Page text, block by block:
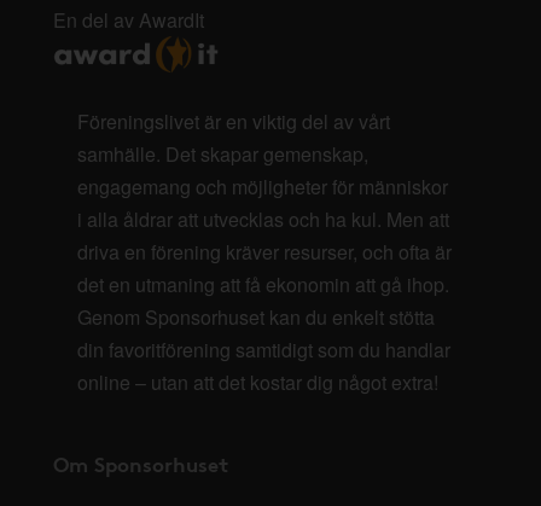
En del av AwardIt
Föreningslivet är en viktig del av vårt
samhälle. Det skapar gemenskap,
engagemang och möjligheter för människor
i alla åldrar att utvecklas och ha kul. Men att
driva en förening kräver resurser, och ofta är
det en utmaning att få ekonomin att gå ihop.
Genom Sponsorhuset kan du enkelt stötta
din favoritförening samtidigt som du handlar
online – utan att det kostar dig något extra!
Om Sponsorhuset